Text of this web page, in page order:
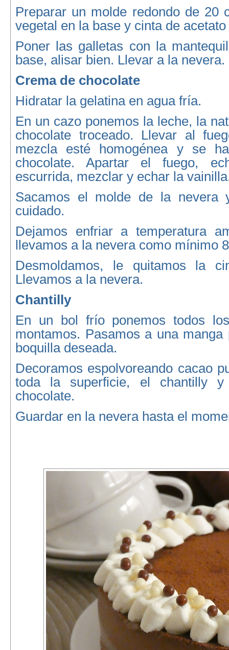
Preparar un molde redondo de 20
vegetal en la base y cinta de
Poner las galletas con la
base, alisar bien. Llevar a la nevera.
Crema de chocolate
Hidratar la gelatina en agua fría.
En un cazo ponemos la leche, la
chocolate troceado. Llevar al
mezcla esté homogénea y se
chocolate. Apartar el fuego,
escurrida, mezclar y echar la
Sacamos el molde de la nevera
cuidado.
Dejamos enfriar a temperatura
llevamos a la nevera como mínimo
Desmoldamos, le quitamos la
Llevamos a la nevera.
Chantilly
En un bol frío ponemos todos
montamos. Pasamos a una manga
boquilla deseada.
Decoramos espolvoreando cacao
toda la superficie, el chantilly
chocolate.
Guardar en la nevera hasta el